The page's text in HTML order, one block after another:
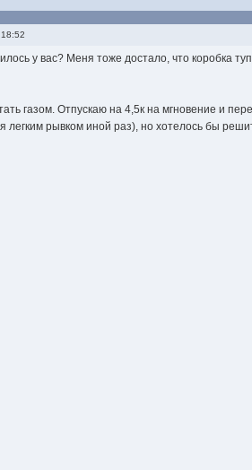
у вас? Меня тоже достало, что коробка
газом. Отпускаю на 4,5к на мгновение и
легким рывком иной раз), но хотелось бы